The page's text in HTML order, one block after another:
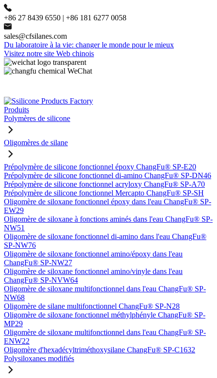
+86 27 8439 6550 | +86 181 6277 0058
sales@cfsilanes.com
Du laboratoire à la vie: changer le monde pour le mieux
Visitez notre site Web chinois
Produits
Polymères de silicone
Oligomères de silane
Prépolymère de silicone fonctionnel époxy ChangFu® SP-E20
Prépolymère de silicone fonctionnel di-amino ChangFu® SP-DN46
Prépolymère de silicone fonctionnel acryloxy ChangFu® SP-A70
Prépolymère de silicone fonctionnel Mercapto ChangFu® SP-SH
Oligomère de siloxane fonctionnel époxy dans l'eau ChangFu® SP-
EW29
Oligomère de siloxane à fonctions aminés dans l'eau ChangFu® SP-
NW51
Oligomère de siloxane fonctionnel di-amino dans l'eau ChangFu®
SP-NW76
Oligomère de siloxane fonctionnel amino/époxy dans l'eau
ChangFu® SP-NW27
Oligomère de siloxane fonctionnel amino/vinyle dans l'eau
ChangFu® SP-NVW64
Oligomère de siloxane multifonctionnel dans l'eau ChangFu® SP-
NW68
Oligomère de silane multifonctionnel ChangFu® SP-N28
Oligomère de siloxane fonctionnel méthylphényle ChangFu® SP-
MP29
Oligomère de siloxane multifonctionnel dans l'eau ChangFu® SP-
ENW22
Oligomère d'hexadécyltriméthoxysilane ChangFu® SP-C1632
Polysiloxanes modifiés